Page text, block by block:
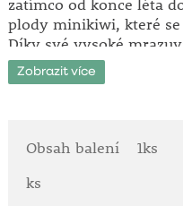
zatímco od konce léta
plody minikiwi, které
Díky své vysoké
ideální i pro české
růžových tónech
• plody se jedí celé i se
Zobrazit více
Obsah balení
1ks
ks